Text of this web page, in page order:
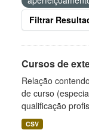
Filtrar
Cursos de
Relação
de curso
qualificação
CSV